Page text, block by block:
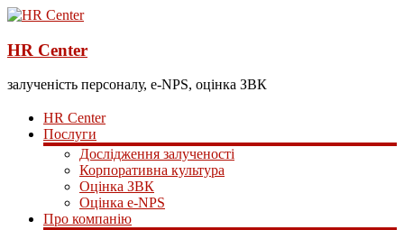
HR Center
залученість персоналу, e-NPS, оцінка ЗВК
HR Center
Послуги
Дослідження залученості
Корпоративна культура
Оцінка ЗВК
Оцінка e-NPS
Про компанію